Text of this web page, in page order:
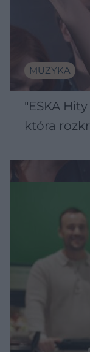
MUZYKA
"ESKA
która